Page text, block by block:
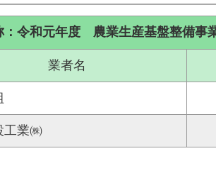
：令和元年度 農業生産基盤整備事
業者名
工業㈱